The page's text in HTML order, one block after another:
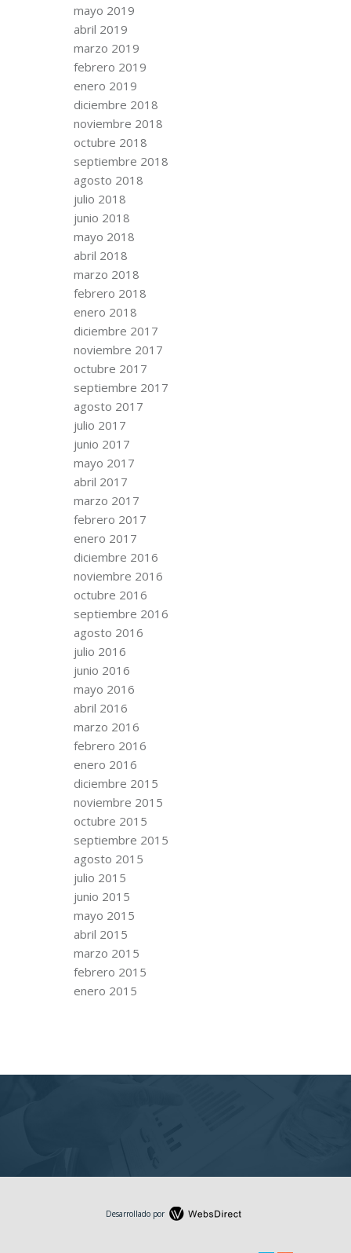
mayo 2019
abril 2019
marzo 2019
febrero 2019
enero 2019
diciembre 2018
noviembre 2018
octubre 2018
septiembre 2018
agosto 2018
julio 2018
junio 2018
mayo 2018
abril 2018
marzo 2018
febrero 2018
enero 2018
diciembre 2017
noviembre 2017
octubre 2017
septiembre 2017
agosto 2017
julio 2017
junio 2017
mayo 2017
abril 2017
marzo 2017
febrero 2017
enero 2017
diciembre 2016
noviembre 2016
octubre 2016
septiembre 2016
agosto 2016
julio 2016
junio 2016
mayo 2016
abril 2016
marzo 2016
febrero 2016
enero 2016
diciembre 2015
noviembre 2015
octubre 2015
septiembre 2015
agosto 2015
julio 2015
junio 2015
mayo 2015
abril 2015
marzo 2015
febrero 2015
enero 2015
Desarrollado por